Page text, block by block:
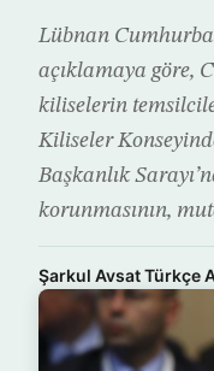
Lübnan
açıklamaya göre,
kiliselerin
Kiliseler
Başkanlık
korunmasının,
Şarkul Avsat Türkçe